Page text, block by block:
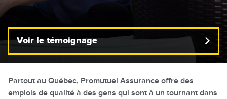
Voir le témoignage
Partout au Québec, Promutuel Assurance offre des
emplois de qualité à des gens qui sont à un tournant dans